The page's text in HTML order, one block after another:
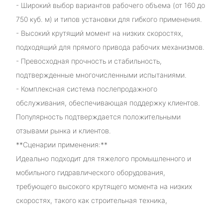
- Широкий выбор вариантов рабочего объема (от 160 до
750 куб. м) и типов установки для гибкого применения.
- Высокий крутящий момент на низких скоростях,
подходящий для прямого привода рабочих механизмов.
- Превосходная прочность и стабильность,
подтвержденные многочисленными испытаниями.
- Комплексная система послепродажного
обслуживания, обеспечивающая поддержку клиентов.
Популярность подтверждается положительными
отзывами рынка и клиентов.
**Сценарии применения:**
Идеально подходит для тяжелого промышленного и
мобильного гидравлического оборудования,
требующего высокого крутящего момента на низких
скоростях, такого как строительная техника,